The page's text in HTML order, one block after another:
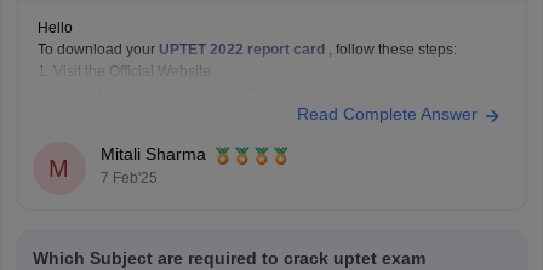
Hello
To download your UPTET 2022 report card , follow these steps:
1. Visit the Official Website .
and enter your registration number and password/date of birth.
Read Complete Answer
M
Mitali Sharma
7 Feb'25
Which Subject are required to crack uptet exam